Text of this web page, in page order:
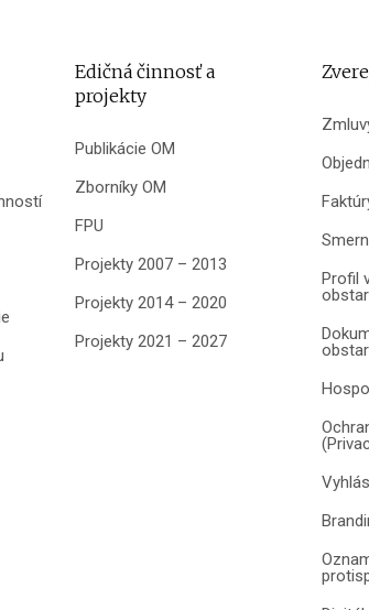
Edičná činnosť a
projekty
Publikácie OM
Zborníky OM
FPU
Projekty 2007 – 2013
Projekty 2014 – 2020
Projekty 2021 – 2027
Profil